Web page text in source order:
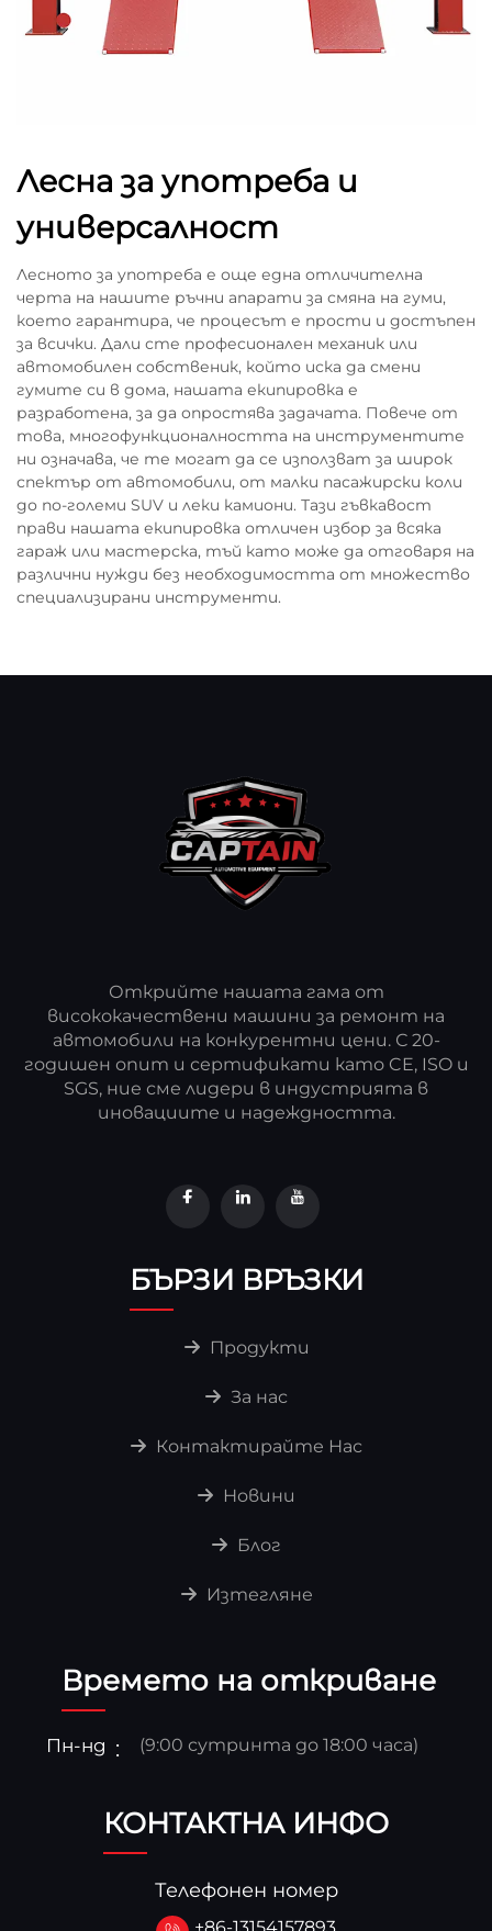
Лесна за употреба и
универсалност
Лесното за употреба е още една отличителна
черта на нашите ръчни апарати за смяна на гуми,
което гарантира, че процесът е прости и достъпен
за всички. Дали сте професионален механик или
автомобилен собственик, който иска да смени
гумите си в дома, нашата екипировка е
разработена, за да опростява задачата. Повече от
това, многофункционалността на инструментите
ни означава, че те могат да се използват за широк
спектър от автомобили, от малки пасажирски коли
до по-големи SUV и леки камиони. Тази гъвкавост
прави нашата екипировка отличен избор за всяка
гараж или мастерска, тъй като може да отговаря на
различни нужди без необходимостта от множество
специализирани инструменти.
Открийте нашата гама от
висококачествени машини за ремонт на
автомобили на конкурентни цени. С 20-
годишен опит и сертификати като CE, ISO и
SGS, ние сме лидери в индустрията в
иновациите и надеждността.
БЪРЗИ ВРЪЗКИ
Продукти
За нас
Контактирайте Нас
Новини
Блог
Изтегляне
Времето на откриване
Пн-нд (9:00 сутринта до 18:00 часа)
КОНТАКТНА ИНФО
Телефонен номер